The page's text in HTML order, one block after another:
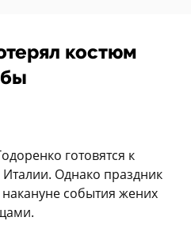
костюм
готовятся к
Однако праздник
события жених